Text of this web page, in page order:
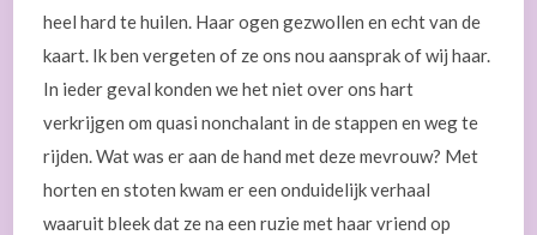
heel hard te huilen. Haar ogen gezwollen en echt van de
kaart. Ik ben vergeten of ze ons nou aansprak of wij haar.
In ieder geval konden we het niet over ons hart
verkrijgen om quasi nonchalant in de stappen en weg te
rijden. Wat was er aan de hand met deze mevrouw? Met
horten en stoten kwam er een onduidelijk verhaal
waaruit bleek dat ze na een ruzie met haar vriend op